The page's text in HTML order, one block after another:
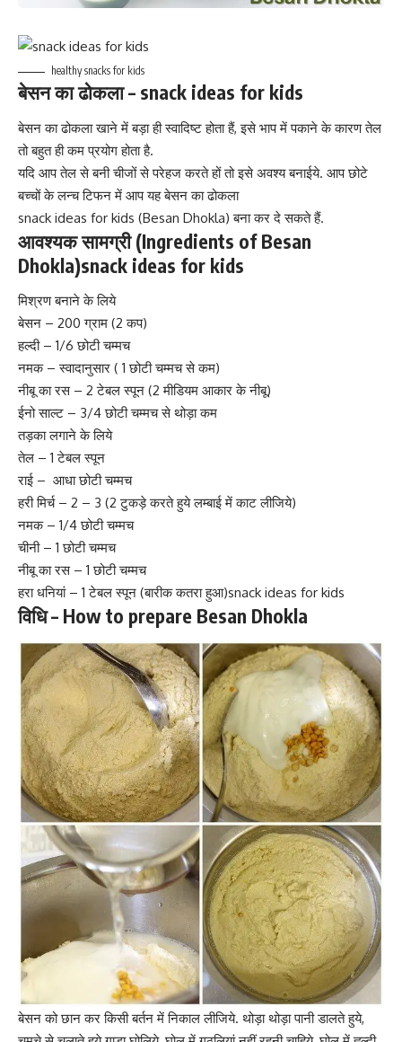
healthy snacks for kids
बेसन का ढोकला – snack ideas for kids
बेसन का ढोकला खाने में बड़ा ही स्वादिष्ट होता हैं, इसे भाप में पकाने के कारण तेल
तो बहुत ही कम प्रयोग होता है.
यदि आप तेल से बनी चीजों से परेहज करते हों तो इसे अवश्य बनाईये. आप छोटे
बच्चों के लन्च टिफन में आप यह बेसन का ढोकला
snack ideas for kids (Besan Dhokla) बना कर दे सकते हैं.
आवश्यक सामग्री (Ingredients ofBesan
Dhokla)snack ideas for kids
मिश्रण बनाने के लिये
बेसन – 200 ग्राम (2 कप)
हल्दी – 1/6 छोटी चम्मच
नमक – स्वादानुसार ( 1 छोटी चम्मच से कम)
नीबू का रस – 2 टेबल स्पून (2 मीडियम आकार के नीबू)
ईनो साल्ट – 3/4 छोटी चम्मच से थोड़ा कम
तड़का लगाने के लिये
तेल – 1 टेबल स्पून
राई – आधा छोटी चम्मच
हरी मिर्च – 2 – 3 (2 टुकड़े करते हुये लम्बाई में काट लीजिये)
नमक – 1/4 छोटी चम्मच
चीनी – 1 छोटी चम्मच
नीबू का रस – 1 छोटी चम्मच
हरा धनियां – 1 टेबल स्पून (बारीक कतरा हुआ)snack ideas for kids
विधि – How to prepare Besan Dhokla
बेसन को छान कर किसी बर्तन में निकाल लीजिये. थोड़ा थोड़ा पानी डालते हुये,